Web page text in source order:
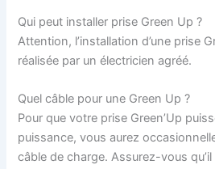
Qui peut installer prise Green Up ?
Attention, l’installation d’une prise
réalisée par un électricien agréé.
Quel câble pour une Green Up ?
Pour que votre prise Green’Up
puissance, vous aurez
câble de charge. Assurez-vous